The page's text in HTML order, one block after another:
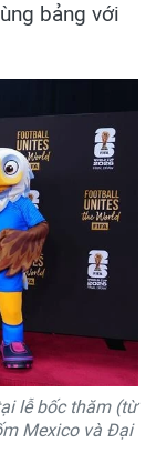
bảng với
lễ bốc thăm (từ
Mexico và Đại